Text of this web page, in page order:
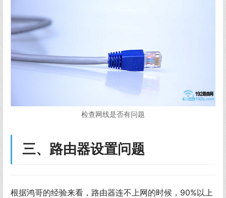
检查网线是否有问题
三、路由器设置问题
根据鸿哥的经验来看，路由器连不上网的时候，90%以上